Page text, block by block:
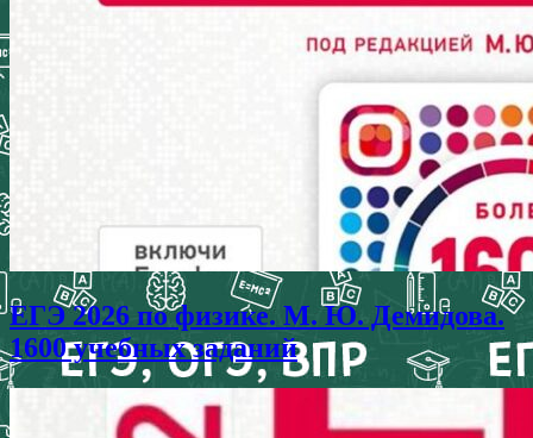
ЕГЭ 2026 по физике. М. Ю. Демидова.
1600 учебных заданий